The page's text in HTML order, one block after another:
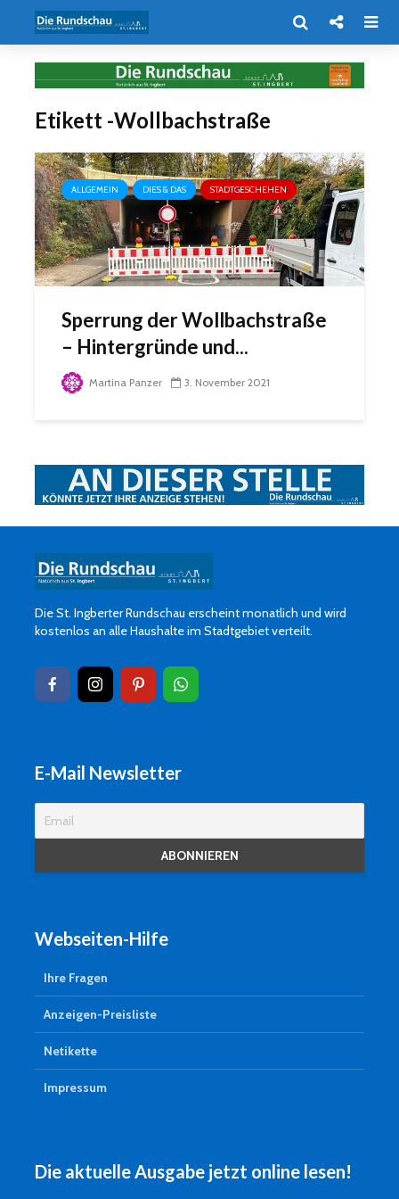
Etikett -Wollbachstraße
ALLGEMEIN DIES & DAS STADTGESCHEHEN
Sperrung der Wollbachstraße
– Hintergründe und...
Martina Panzer 3. November 2021
Die St. Ingberter Rundschau erscheint monatlich und wird
kostenlos an alle Haushalte im Stadtgebiet verteilt.
E-Mail Newsletter
Webseiten-Hilfe
Ihre Fragen
Anzeigen-Preisliste
Netikette
Impressum
Die aktuelle Ausgabe jetzt online lesen!